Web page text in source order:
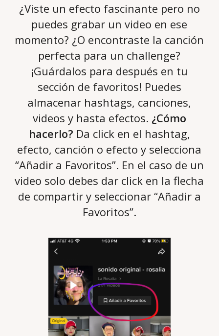
¿Viste un efecto fascinante pero no
puedes grabar un video en ese
momento? ¿O encontraste la canción
perfecta para un challenge?
¡Guárdalos para después en tu
sección de favoritos! Puedes
almacenar hashtags, canciones,
videos y hasta efectos. ¿Cómo
hacerlo? Da click en el hashtag,
efecto, canción o efecto y selecciona
“Añadir a Favoritos”. En el caso de un
video solo debes dar click en la flecha
de compartir y seleccionar “Añadir a
Favoritos”.